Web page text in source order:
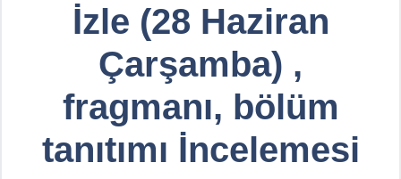
İzle (28 Haziran
Çarşamba) ,
fragmanı, bölüm
tanıtımı İncelemesi